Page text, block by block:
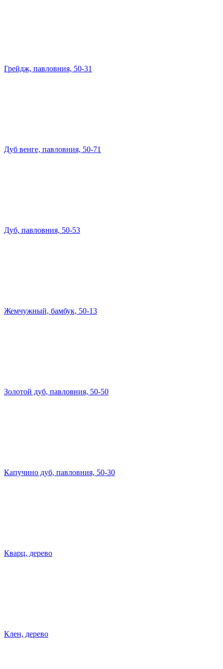
Грейдж, павловния, 50-31
Дуб венге, павловния, 50-71
Дуб, павловния, 50-53
Жемчужный, бамбук, 50-13
Золотой дуб, павловния, 50-50
Капучино дуб, павловния, 50-30
Кварц, дерево
Клен, дерево